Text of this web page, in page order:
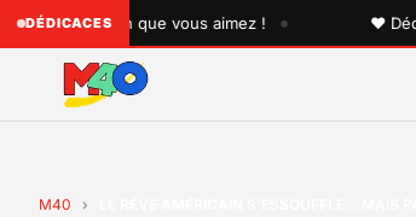
DÉDICACES
quelqu'un que vous aimez ! • ♥
M40 ›